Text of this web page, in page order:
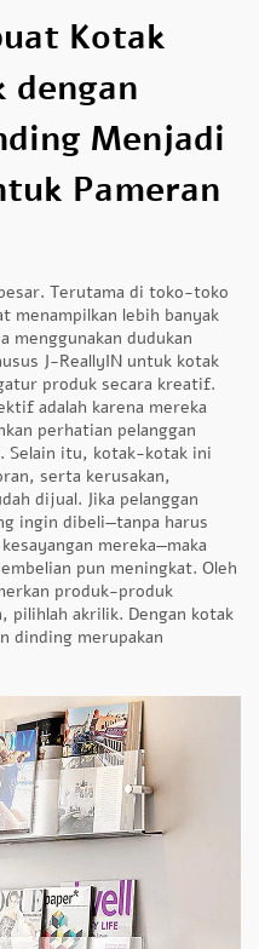
Kotak
dengan
Menjadi
Pameran
Terutama di toko-toko
menampilkan lebih banyak
menggunakan dudukan
J-ReallyIN untuk kotak
produk secara kreatif.
adalah karena mereka
perhatian pelanggan
Selain itu, kotak-kotak ini
serta kerusakan,
dijual. Jika pelanggan
ingin dibeli—tanpa harus
mereka—maka
pun meningkat. Oleh
produk-produk
pilihlah akrilik. Dengan kotak
dinding merupakan